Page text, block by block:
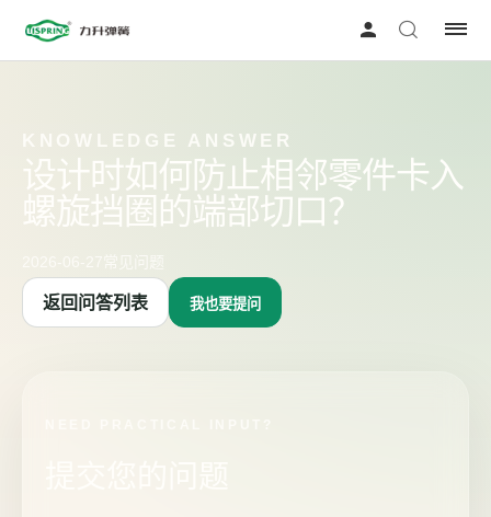
KNOWLEDGE ANSWER
设计时如何防止相邻零件卡入
螺旋挡圈的端部切口？
返回问答列表 我也要提问